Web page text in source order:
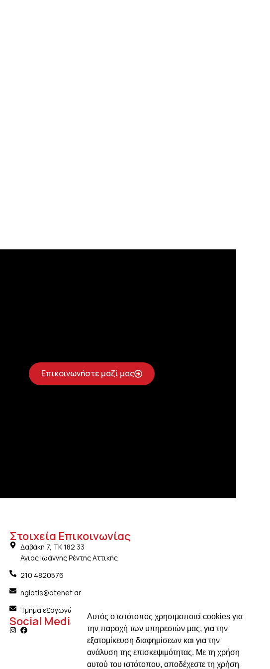
Αυτός ο ιστότοπος χρησιμοποιεί cookies για
την παροχή των υπηρεσιών μας, για την
εξατομίκευση διαφημίσεων και για την
ανάλυση της επισκεψιμότητας. Με τη χρήση
αυτού του ιστότοπου, αποδέχεστε τη χρήση
Επικοινωνήστε μαζί μας
Στοιχεία Επικοινωνίας
Δαβάκη 7, ΤΚ 182 33
Άγιος Ιωάννης Ρέντης Αττικής
210 4820576
ngiotis@otenet.gr
Τμήμα εξαγωγών: ngiotis.ike@gmail.com
Social Media